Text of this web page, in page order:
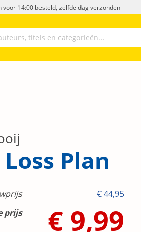
voor 14:00 besteld, zelfde dag verzonden
Plan
€ 44,95
prijs
€ 9,99